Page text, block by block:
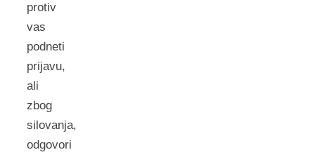
protiv
vas
podneti
prijavu,
ali
zbog
silovanja,
odgovori